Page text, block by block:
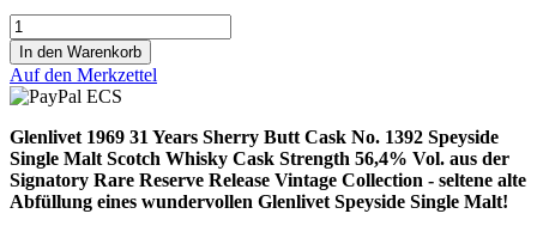
Auf den Merkzettel
Glenlivet 1969 31 Years Sherry Butt Cask No. 1392 Speyside
Single Malt Scotch Whisky Cask Strength 56,4% Vol. aus der
Signatory Rare Reserve Release Vintage Collection - seltene alte
Abfüllung eines wundervollen Glenlivet Speyside Single Malt!